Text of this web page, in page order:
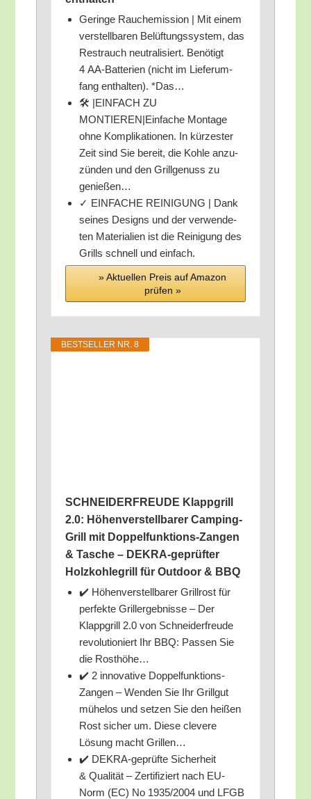
Gerin­ge Rau­ch­emis­si­on | Mit einem
ver­stell­ba­ren Belüf­tungs­sys­tem, das
Rest­rauch neu­tra­li­siert. Benö­tigt
4 AA-Bat­te­rien (nicht im Lie­fer­um­
fang ent­hal­ten). *Das…
🛠️ |EINFACH ZU
MONTIEREN|Einfache Mon­ta­ge
ohne Kom­pli­ka­tio­nen. In kür­zes­ter
Zeit sind Sie bereit, die Koh­le anzu­
zün­den und den Grill­ge­nuss zu
genießen…
✓ EINFACHE REINIGUNG | Dank
sei­nes Designs und der ver­wen­de­
ten Mate­ria­li­en ist die Rei­ni­gung des
Grills schnell und einfach.
» Aktu­el­len Preis auf Ama­zon
prü­fen »
BEST­SEL­LER NR. 8
SCHNEIDERFREUDE Klapp­grill
2.0: Höhen­ver­stell­ba­rer Cam­ping-
Grill mit Dop­pel­funk­ti­ons-Zan­gen
& Tasche – DEKRA-geprüf­ter
Holz­koh­le­grill für Out­door & BBQ
✔️ Höhen­ver­stell­ba­rer Grill­rost für
per­fek­te Gril­l­ergeb­nis­se – Der
Klapp­grill 2.0 von Schnei­der­freu­de
revo­lu­tio­niert Ihr BBQ: Pas­sen Sie
die Rosthöhe…
✔️ 2 inno­va­ti­ve Dop­pel­funk­ti­ons-
Zan­gen – Wen­den Sie Ihr Grill­gut
mühe­los und set­zen Sie den hei­ßen
Rost sicher um. Die­se cle­ve­re
Lösung macht Grillen…
✔️ DEKRA-geprüf­te Sicher­heit
& Qua­li­tät – Zer­ti­fi­ziert nach EU-
Norm (EC) No 1935/​2004 und LFGB